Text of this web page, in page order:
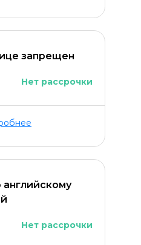
запрещен
Нет рассрочки
Нет рассрочки